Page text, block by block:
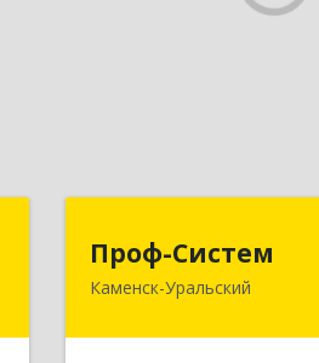
Проф-Систем
Каменск-Уральский
623406,